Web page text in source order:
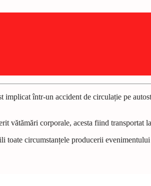
într-un accident de circulație pe
vătămări corporale, acesta fiind transportat
toate circumstanțele producerii